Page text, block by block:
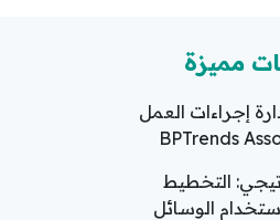
مميزة
إجراءات العمل
التخطيط
الوسائل